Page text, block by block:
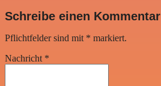
Schreibe einen Kommentar
Pflichtfelder sind mit * markiert.
Nachricht *